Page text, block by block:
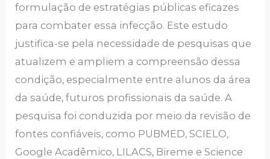
formulação de estratégias públicas eficazes
para combater essa infecção. Este estudo
justifica-se pela necessidade de pesquisas que
atualizem e ampliem a compreensão dessa
condição, especialmente entre alunos da área
da saúde, futuros profissionais da saúde. A
pesquisa foi conduzida por meio da revisão de
fontes confiáveis, como PUBMED, SCIELO,
Google Acadêmico, LILACS, Bireme e Science